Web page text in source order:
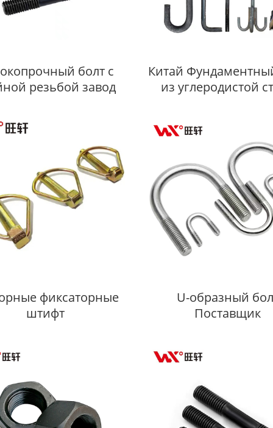
болт с
резьбой завод
Китай
из углеродистой
фиксаторные
штифт
U-образный
Поставщик